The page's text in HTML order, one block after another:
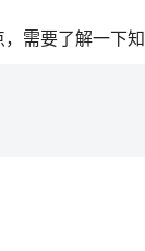
需要了解一下知